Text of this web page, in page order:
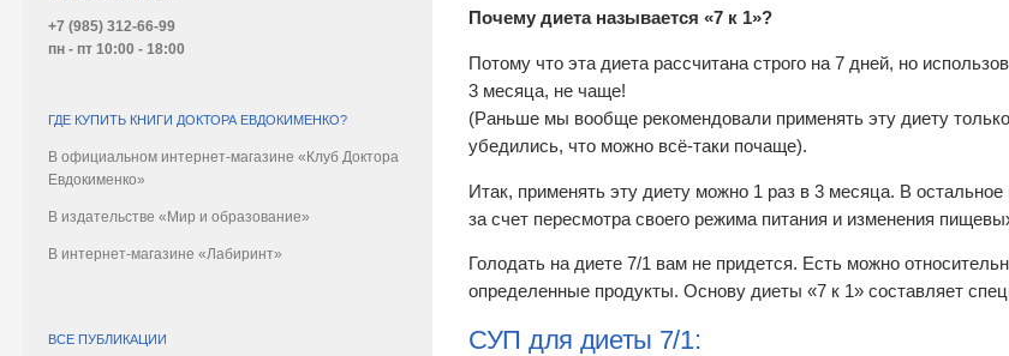
Почему диета называется «7 к 1»?
Потому что эта диета рассчитана строго на 7 дней, но
3 месяца, не чаще!
(Раньше мы вообще рекомендовали применять эту диету только
убедились, что можно всё-таки почаще).
Итак, применять эту диету можно 1 раз в 3 месяца. В
за счет пересмотра своего режима питания и изменения
Голодать на диете 7/1 вам не придется. Есть можно
определенные продукты. Основу диеты «7 к 1» составляет
СУП для диеты 7/1:
+7 (985) 312-66-99
пн - пт 10:00 - 18:00
ГДЕ КУПИТЬ КНИГИ ДОКТОРА ЕВДОКИМЕНКО?
В официальном интернет-магазине «Клуб Доктора
Евдокименко»
В издательстве «Мир и образование»
В интернет-магазине «Лабиринт»
ВСЕ ПУБЛИКАЦИИ